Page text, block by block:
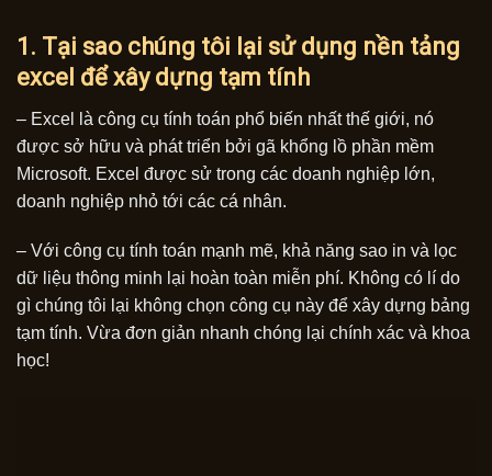
1. Tại sao chúng tôi lại sử dụng nền tảng
excel để xây dựng tạm tính
– Excel là công cụ tính toán phổ biến nhất thế giới, nó
được sở hữu và phát triển bởi gã khổng lồ phần mềm
Microsoft. Excel được sử trong các doanh nghiệp lớn,
doanh nghiệp nhỏ tới các cá nhân.
– Với công cụ tính toán mạnh mẽ, khả năng sao in và lọc
dữ liệu thông minh lại hoàn toàn miễn phí. Không có lí do
gì chúng tôi lại không chọn công cụ này để xây dựng bảng
tạm tính. Vừa đơn giản nhanh chóng lại chính xác và khoa
học!